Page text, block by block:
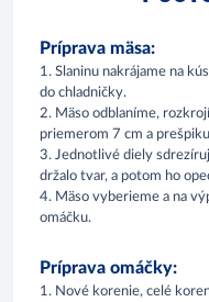
Príprava mäsa:
1. Slaninu nakrájame na
do chladničky.
2. Mäso odblaníme,
priemerom 7 cm a
3. Jednotlivé diely
držalo tvar, a potom ho
4. Mäso vyberieme a na
omáčku.
Príprava omáčky:
1. Nové korenie, celé